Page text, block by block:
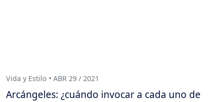
Vida y Estilo • ABR 29 / 2021
Arcángeles: ¿cuándo invocar a cada uno de